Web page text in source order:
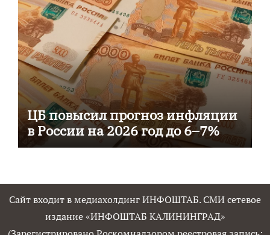
ЦБ повысил прогноз инфляции
в России на 2026 год до 6–7%
Сайт входит в медиахолдинг ИНФОШТАБ. СМИ сетевое
издание «ИНФОШТАБ КАЛИНИНГРАД»